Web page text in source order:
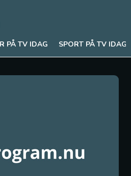
PÅ TV IDAG SPORT PÅ TV IDAG